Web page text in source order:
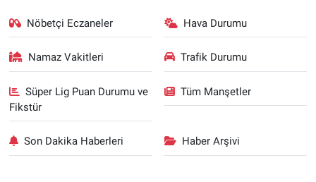
Nöbetçi Eczaneler Hava Durumu
Namaz Vakitleri Trafik Durumu
Süper Lig Puan Durumu ve
Fikstür
Tüm Manşetler
Son Dakika Haberleri Haber Arşivi